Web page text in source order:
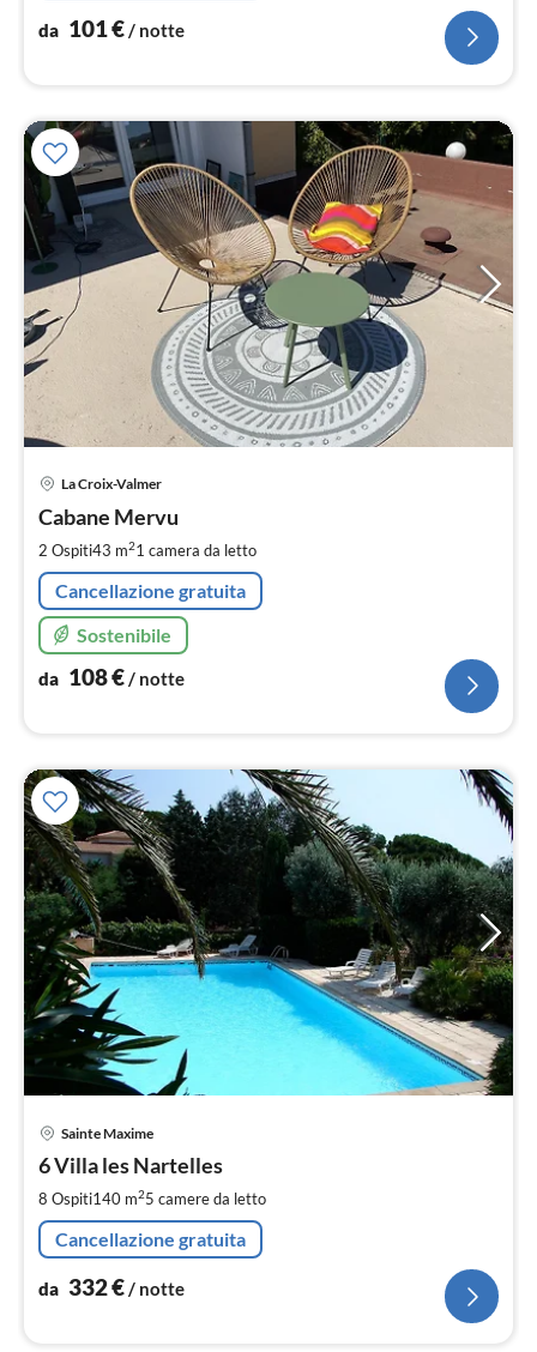
da 101€ / notte
La Croix-Valmer
Cabane Mervu
2 Ospiti43 m21 camera da letto
Cancellazione gratuita
Sostenibile
da 108€/ notte
Sainte Maxime
6 Villa les Nartelles
8 Ospiti140 m25 camere da letto
Cancellazione gratuita
da 332€/ notte